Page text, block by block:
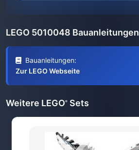
LEGO 5010048 Bauanleitungen
Bauanleitungen:
Zur LEGO Webseite
Weitere LEGO® Sets